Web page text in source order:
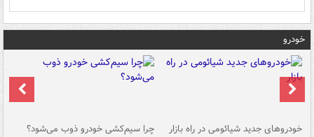
خودرو
خودروهای جدید شیائومی در راه بازار چرا سیم‌کشی خودرو ذوب می‌شود؟